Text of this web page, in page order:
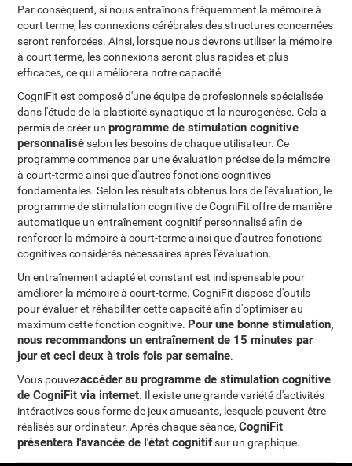
Par conséquent, si nous entraînons fréquemment la mémoire à
court terme, les connexions cérébrales des structures concernées
seront renforcées. Ainsi, lorsque nous devrons utiliser la mémoire
à court terme, les connexions seront plus rapides et plus
efficaces, ce qui améliorera notre capacité.
CogniFit est composé d'une équipe de profesionnels spécialisée
dans l'étude de la plasticité synaptique et la neurogenèse. Cela a
permis de créer unprogramme de stimulation cognitive
personnaliséselon les besoins de chaque utilisateur. Ce
programme commence par une évaluation précise de la mémoire
à court-terme ainsi que d'autres fonctions cognitives
fondamentales. Selon les résultats obtenus lors de l'évaluation, le
programme de stimulation cognitive de CogniFit offre de manière
automatique un entraînement cognitif personnalisé afin de
renforcer la mémoire à court-terme ainsi que d'autres fonctions
cognitives considérés nécessaires après l'évaluation.
Un entraînement adapté et constant est indispensable pour
améliorer la mémoire à court-terme. CogniFit dispose d'outils
pour évaluer et réhabiliter cette capacité afin d'optimiser au
maximum cette fonction cognitive. Pour une bonne stimulation,
nous recommandons un entraînement de 15 minutes par
jour et ceci deux à trois fois par semaine.
Vous pouvezaccéder au programme de stimulation cognitive
de CogniFit via internet. Il existe une grande variété d'activités
intéractives sous forme de jeux amusants, lesquels peuvent être
réalisés sur ordinateur. Après chaque séance,CogniFit
présentera l'avancée de l'état cognitifsur un graphique.